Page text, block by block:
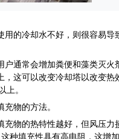
的冷却水不好，则很容易导
通常会增加粪便和藻类灭火
这可以改变冷却塔以改变热
。
物的方法。
物的热特性越好，但风压力
种填充性具有高电阻，这增